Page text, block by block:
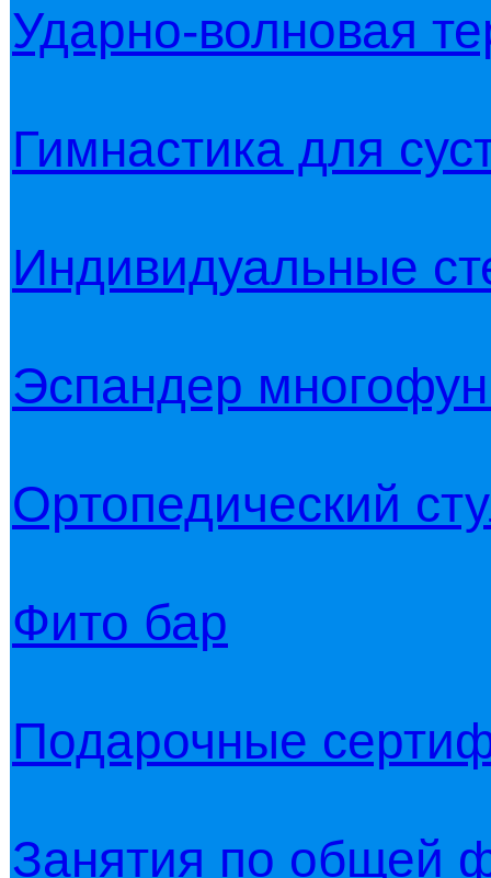
Ударно-волновая
Гимнастика для
Индивидуальные
Эспандер
Ортопедический
Фито бар
Подарочные
Занятия по общей